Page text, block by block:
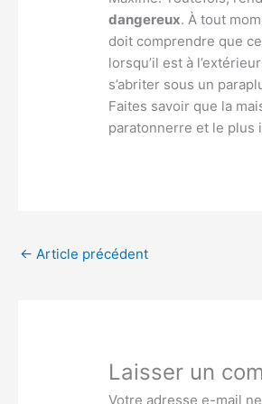
dangereux. À tout
doit comprendre que
lorsqu’il est à
s’abriter sous un
Faites savoir que la
paratonnerre et le plus
← Article précédent
Laisser un
Votre adresse e-mail